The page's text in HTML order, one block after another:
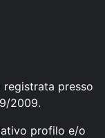
presso
2009.
profilo e/o